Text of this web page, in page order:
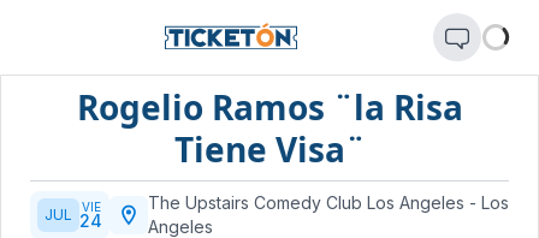
Rogelio Ramos ¨la Risa
Tiene Visa¨
JUL VIE
24
The Upstairs Comedy Club Los Angeles - Los
Angeles